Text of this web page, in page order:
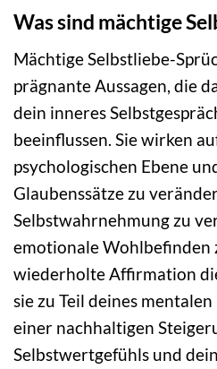
Was sind mächtige
Mächtige Selbstliebe-
prägnante Aussagen, die
dein inneres
beeinflussen. Sie wirken
psychologischen Ebene
Glaubenssätze zu
Selbstwahrnehmung zu
emotionale Wohlbefinden
wiederholte Affirmation
sie zu Teil deines
einer nachhaltigen
Selbstwertgefühls und